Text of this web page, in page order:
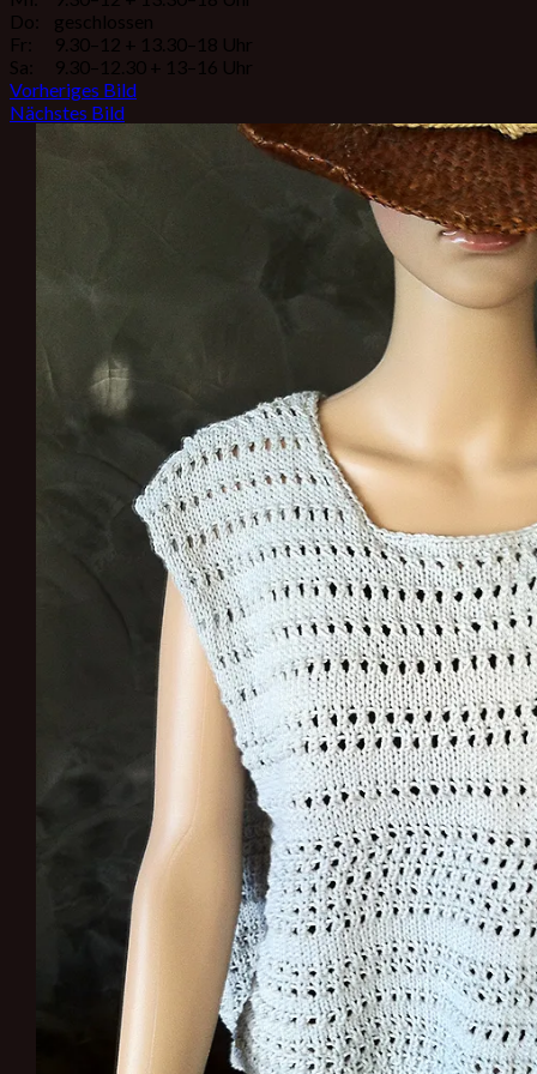
Do:
Fr:
Sa:
geschlossen
9.30–12 + 13.30–18 Uhr
9.30–12.30 + 13–16 Uhr
Vorheriges Bild
Nächstes Bild